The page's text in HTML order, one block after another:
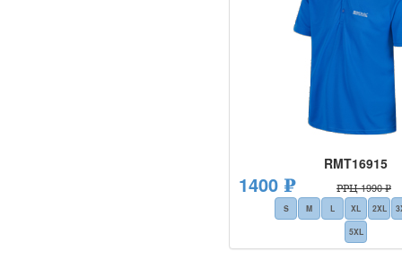
RMT16915
1400 ₽ РРЦ 1990 ₽
S M L XL 2XL
5XL